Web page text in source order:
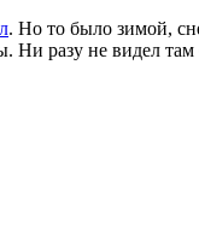
. Но то было зимой,
Ни разу не видел